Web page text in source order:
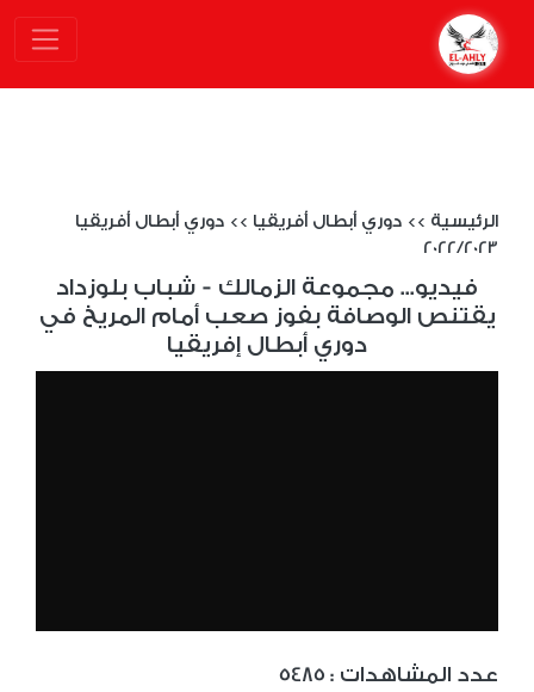
الرئيسية >> دوري أبطال أفريقيا >> دوري أبطال أفريقيا
2022/2023
فيديو... مجموعة الزمالك - شباب بلوزداد
يقتنص الوصافة بفوز صعب أمام المريخ في
دوري أبطال إفريقيا
5485 : عدد المشاهدات